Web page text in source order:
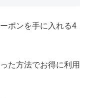
ポンを手に入れる4
た方法でお得に利用